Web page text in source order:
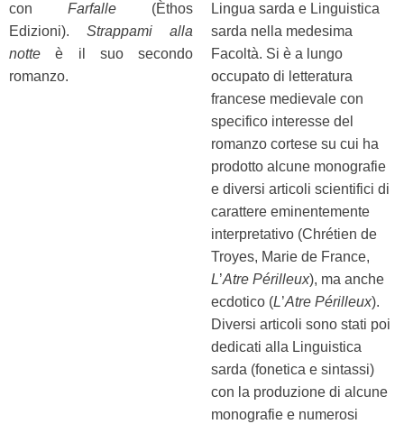
con Farfalle (Èthos
Edizioni). Strappami alla
notteè il suo secondo
romanzo.
Lingua sarda e Linguistica
sarda nella medesima
Facoltà. Si è a lungo
occupato di letteratura
francese medievale con
specifico interesse del
romanzo cortese su cui ha
prodotto alcune monografie
e diversi articoli scientifici di
carattere eminentemente
interpretativo (Chrétien de
Troyes, Marie de France,
L’Atre Périlleux), ma anche
ecdotico (L’Atre Périlleux).
Diversi articoli sono stati poi
dedicati alla Linguistica
sarda (fonetica e sintassi)
con la produzione di alcune
monografie e numerosi